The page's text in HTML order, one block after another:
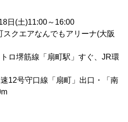
(土)11:00～16:00
エアなんでもアリーナ(大阪
ロ堺筋線「扇町駅」すぐ、JR環
守口線「扇町」出口・「南